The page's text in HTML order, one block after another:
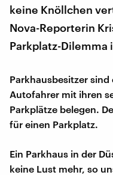
keine Knöllchen
Nova-Reporterin
Parkplatz-Dilemma
Parkhausbesitzer
Autofahrer mit ihren
Parkplätze belegen.
für einen Parkplatz.
Ein Parkhaus in der
keine Lust mehr, so